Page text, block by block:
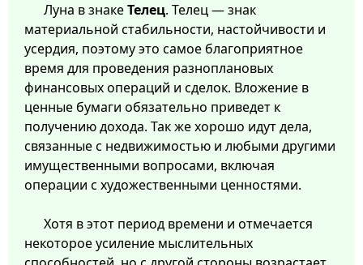
Луна в знакеТелец. Телец — знак
материальной стабильности, настойчивости и
усердия, поэтому это самое благоприятное
время для проведения разноплановых
финансовых операций и сделок. Вложение в
ценные бумаги обязательно приведет к
получению дохода. Так же хорошо идут дела,
связанные с недвижимостью и любыми другими
имущественными вопросами, включая
операции с художественными ценностями.
Хотя в этот период времени и отмечается
некоторое усиление мыслительных